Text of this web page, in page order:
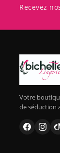
Recevez
Votre
de séduction